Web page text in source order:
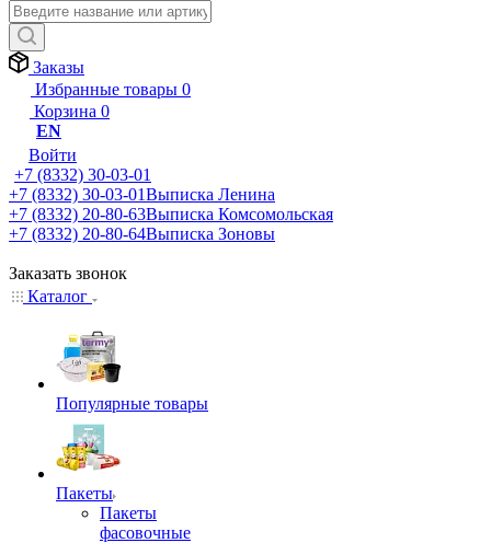
Заказы
Избранные товары 0
Корзина 0
EN
Войти
+7 (8332) 30-03-01
+7 (8332) 30-03-01Выписка Ленина
+7 (8332) 20-80-63Выписка Комсомольская
+7 (8332) 20-80-64Выписка Зоновы
Заказать звонок
Каталог
Популярные товары
Пакеты
Пакеты
фасовочные